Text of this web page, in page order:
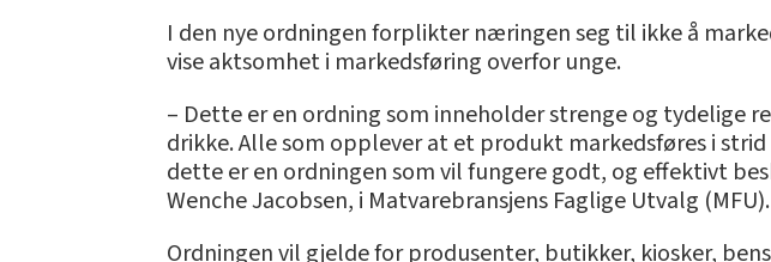
I den nye ordningen forplikter næringen seg til ikke å
vise aktsomhet i markedsføring overfor unge.
– Dette er en ordning som inneholder strenge og tydelige
drikke. Alle som opplever at et produkt markedsføres i
dette er en ordningen som vil fungere godt, og effektivt
Wenche Jacobsen, i Matvarebransjens Faglige Utvalg (MFU).
Ordningen vil gjelde for produsenter, butikker, kiosker,